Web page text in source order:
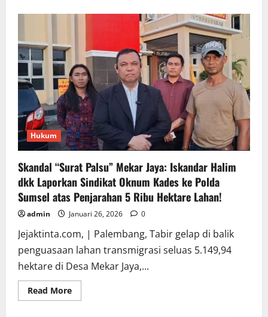
Pengeroyokan
Masih
Tahap
Penyelidikan
dan
Pendalaman
Hukum
Skandal “Surat Palsu” Mekar Jaya: Iskandar Halim
dkk Laporkan Sindikat Oknum Kades ke Polda
Sumsel atas Penjarahan 5 Ribu Hektare Lahan!
admin Januari 26, 2026 0
Jejaktinta.com, | Palembang, Tabir gelap di balik
penguasaan lahan transmigrasi seluas 5.149,94
hektare di Desa Mekar Jaya,...
Read MoreRead
more